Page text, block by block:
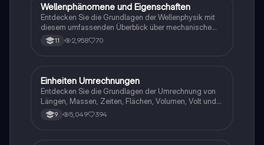
Physik
Wellenphänomene und Eigenschaften
Entdecken Sie die Grundlagen der Wellenphysik mit
diesem umfassenden Überblick über mechanische
und elektromagnetische Wellen. Erfahren Sie mehr
über stehende Wellen, Interferenz, Reflexion,
Prüfungen vorbereiten oder ihr Wissen vertiefen
möchten.
11 2,958 70
Mathe
Einheiten Umrechnungen
Entdecken Sie die Grundlagen der Umrechnung von
Längen, Massen, Zeiten, Flächen, Volumen, Volt und
Newton. Diese Übersicht bietet Ihnen die wichtigsten
Umrechnungsfaktoren und erleichtert das Verständnis
9 5,049 394